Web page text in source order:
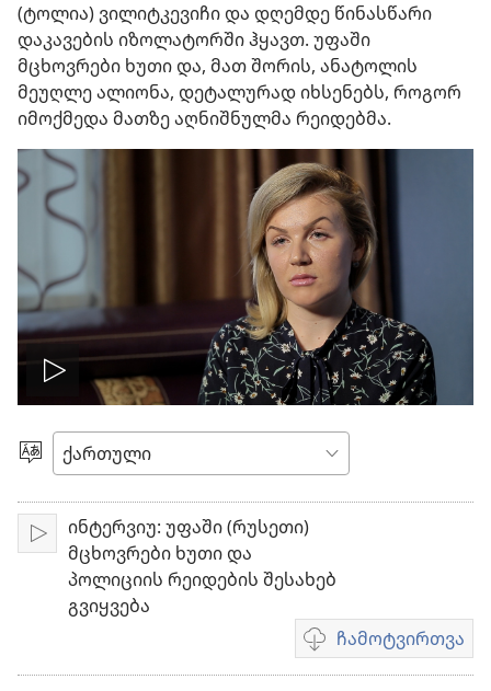
(ტოლია) ვილიტკევიჩი და დღემდე წინასწარი
დაკავების იზოლატორში ჰყავთ. უფაში
მცხოვრები ხუთი და, მათ შორის, ანატოლის
მეუღლე ალიონა, დეტალურად იხსენებს, როგორ
იმოქმედა მათზე აღნიშნულმა რეიდებმა.
ჩართეთ
ვიდეო
ენის
არჩევა
ჩართვა
ინტერვიუ: უფაში (რუსეთი)
მცხოვრები ხუთი და
პოლიციის რეიდების შესახებ
გვიყვება
ჩამოტვირთვა
ვიდეოების
ჩამოტვირთვის